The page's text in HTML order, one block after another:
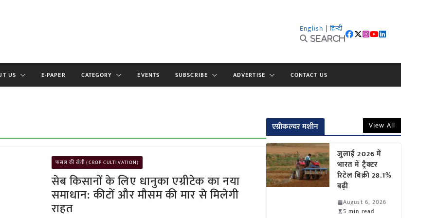
English | हिन्दी
Search
US E-PAPER CATEGORY EVENTS SUBSCRIBE ADVERTISE CONTACT US
फसल की खेती (CROP CULTIVATION)
सेब किसानों के लिए धानुका एग्रीटेक का नया
समाधान: कीटों और मौसम की मार से मिलेगी
राहत
एग्रीकल्चर मशीन View All
जुलाई 2026 में
भारत में ट्रैक्टर
रिटेल बिक्री 28.1%
बढ़ी
August 6, 2026
5 min read